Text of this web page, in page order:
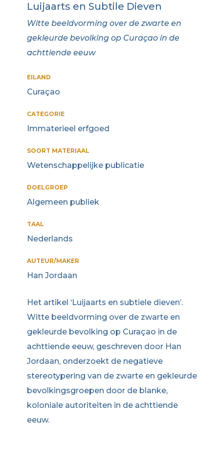
Luijaarts en Subtile Dieven
Witte beeldvorming over de zwarte en
gekleurde bevolking op Curaçao in de
achttiende eeuw
EILAND
Curaçao
CATEGORIE
Immaterieel erfgoed
SOORT MATERIAAL
Wetenschappelijke publicatie
DOELGROEP
Algemeen publiek
TAAL
Nederlands
AUTEUR/MAKER
Han Jordaan
Het artikel ‘Luijaarts en subtiele dieven’.
Witte beeldvorming over de zwarte en
gekleurde bevolking op Curaçao in de
achttiende eeuw, geschreven door Han
Jordaan, onderzoekt de negatieve
stereotypering van de zwarte en gekleurde
bevolkingsgroepen door de blanke,
koloniale autoriteiten in de achttiende
eeuw.